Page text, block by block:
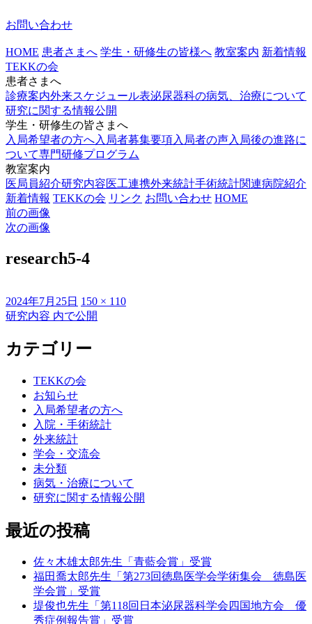
お問い合わせ
HOME 患者さまへ 学生・研修生の皆様へ 教室案内 新着情報
TEKKの会
患者さまへ
診療案内外来スケジュール表泌尿器科の病気、治療について
研究に関する情報公開
学生・研修生の皆さまへ
入局希望者の方へ入局者募集要項入局者の声入局後の進路に
ついて専門研修プログラム
教室案内
医局員紹介研究内容医工連携外来統計手術統計関連病院紹介
新着情報 TEKKの会 リンク お問い合わせ HOME
前の画像
次の画像
research5-4
投
稿
2024年7月25日 フ
ル
イ
150 × 110
投
稿
研究内容 内で公開
カテゴリー
TEKKの会
お知らせ
入局希望者の方へ
入院・手術統計
外来統計
学会・交流会
未分類
病気・治療について
研究に関する情報公開
最近の投稿
佐々木雄太郎先生「青藍会賞」受賞
福田喬太郎先生「第273回徳島医学会学術集会 徳島医
学会賞」受賞
堤俊也先生「第118回日本泌尿器科学会四国地方会 優
秀症例報告賞」受賞